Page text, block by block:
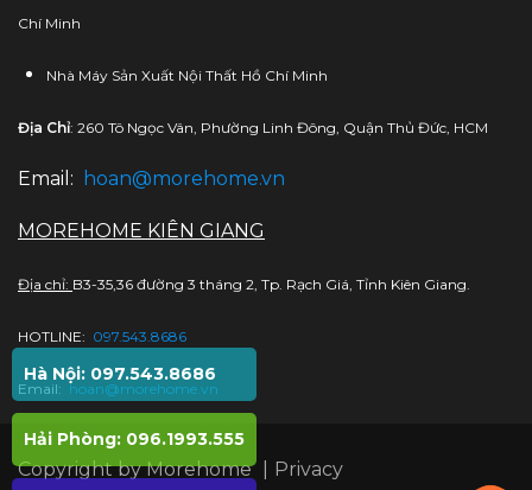
Hà Nội: 097.543.8686
Hải Phòng: 096.1993.555
Chí Minh
Nhà Máy Sản Xuất Nội Thất Hồ Chí Minh
Địa Chỉ: 260 Tô Ngọc Vân, Phường Linh Đông, Quận Thủ Đức, HCM
Email: hoan@morehome.vn
MOREHOME KIÊN GIANG
Địa chỉ: B3-35,36 đường 3 tháng 2, Tp. Rạch Giá, Tỉnh Kiên Giang.
HOTLINE: 097.543.8686
Email: hoan@morehome.vn
Copyright by Morehome Privacy